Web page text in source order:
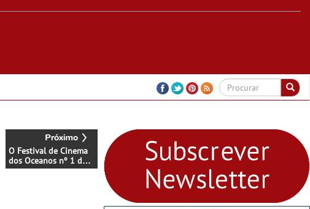
O Festival de Cinema
dos Oceanos nº 1 da
Europa está de volta